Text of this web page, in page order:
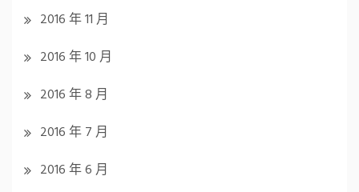
2016 年 11 月
2016 年 10 月
2016 年 8 月
2016 年 7 月
2016 年 6 月